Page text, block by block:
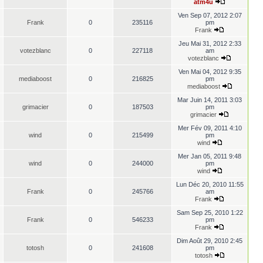
atm4u
Frank 0 235116
Ven Sep 07, 2012 2:07
pm
Frank
votezblanc 0 227118
Jeu Mai 31, 2012 2:33
am
votezblanc
mediaboost 0 216825
Ven Mai 04, 2012 9:35
pm
mediaboost
grimacier 0 187503
Mar Juin 14, 2011 3:03
pm
grimacier
wind 0 215499
Mer Fév 09, 2011 4:10
pm
wind
wind 0 244000
Mer Jan 05, 2011 9:48
pm
wind
Frank 0 245766
Lun Déc 20, 2010 11:55
am
Frank
Frank 0 546233
Sam Sep 25, 2010 1:22
pm
Frank
totosh 0 241608
Dim Août 29, 2010 2:45
pm
totosh